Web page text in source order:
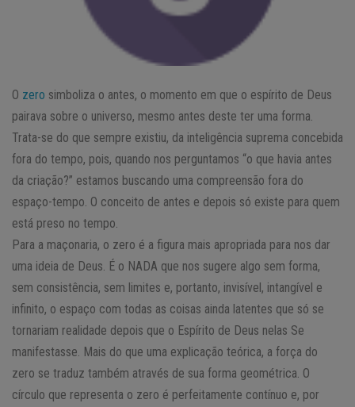
O zero simboliza o antes, o momento em que o espírito de Deus
pairava sobre o universo, mesmo antes deste ter uma forma.
Trata-se do que sempre existiu, da inteligência suprema concebida
fora do tempo, pois, quando nos perguntamos “o que havia antes
da criação?” estamos buscando uma compreensão fora do
espaço-tempo. O conceito de antes e depois só existe para quem
está preso no tempo.
Para a maçonaria, o zero é a figura mais apropriada para nos dar
uma ideia de Deus. É o NADA que nos sugere algo sem forma,
sem consistência, sem limites e, portanto, invisível, intangível e
infinito, o espaço com todas as coisas ainda latentes que só se
tornariam realidade depois que o Espírito de Deus nelas Se
manifestasse. Mais do que uma explicação teórica, a força do
zero se traduz também através de sua forma geométrica. O
círculo que representa o zero é perfeitamente contínuo e, por